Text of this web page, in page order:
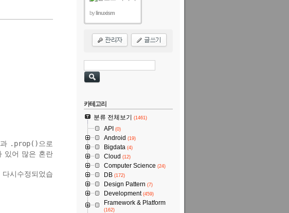
.prop()으로
있어 많은 혼란
시수정되었습
bylinuxism
카테고리
분류 전체보기
(1461)
API (0)
Android (19)
Bigdata (4)
Cloud (12)
Computer Science (24)
DB (172)
Design Pattern (7)
Development(459)
Framework & Platform
(162)